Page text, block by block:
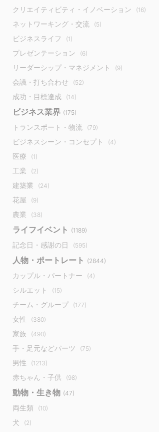
クリエイティビティ・イノベーション (16)
ネットワーキング・交流 (5)
ビジネスライフ (1)
プレゼンテーション (6)
リーダーシップ・マネジメント (9)
会議・打ち合わせ (52)
成功・目標達成 (14)
ビジネス業界 (175)
トランスポート・物流 (79)
ビジネスシーン・コンセプト (4)
医療 (1)
工業 (2)
建築業 (24)
花屋 (9)
農業 (38)
ライフイベント (1189)
記念日・感謝の日 (595)
人物・ポートレート (2844)
カップル・パートナー (4)
シルエット (15)
チーム・グループ (177)
女性 (380)
家族 (490)
手・足元などパーツ (75)
男性 (1213)
赤ちゃん・子供 (98)
動物・生き物 (47)
両生類 (10)
犬 (2)